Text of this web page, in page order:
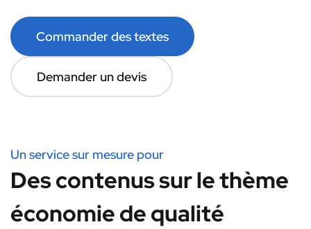
Commander des textes
Demander un devis
Un service sur mesure pour
Des contenus sur le thème
économie de qualité